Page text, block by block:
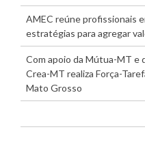
AMEC reúne profissionais
estratégias para agregar
Com apoio da Mútua-MT e
Crea-MT realiza Força-
Mato Grosso